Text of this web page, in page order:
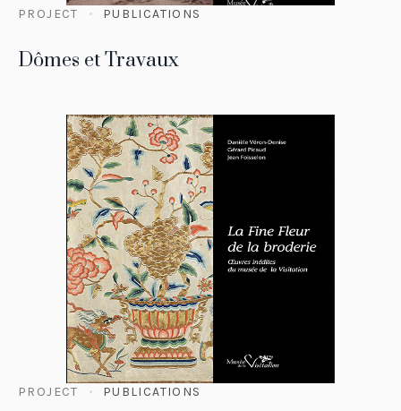
PROJECT PUBLICATIONS
Dômes et Travaux
PROJECT PUBLICATIONS